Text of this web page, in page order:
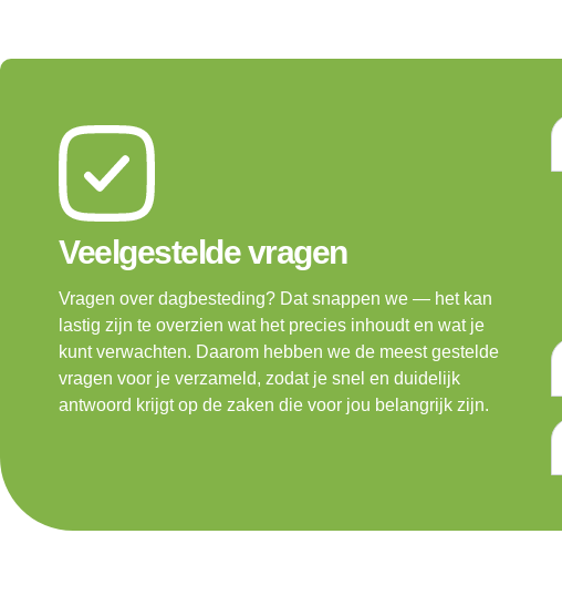
Veelgestelde vragen
Vragen over dagbesteding? Dat snappen we — het kan
lastig zijn te overzien wat het precies inhoudt en wat je
kunt verwachten. Daarom hebben we de meest gestelde
vragen voor je verzameld, zodat je snel en duidelijk
antwoord krijgt op de zaken die voor jou belangrijk zijn.